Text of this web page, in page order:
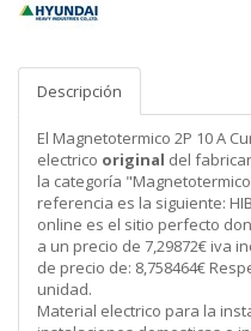
HyundaI
Electric
Descripción
El Magnetotermico 2P 10 A
electrico original del
la categoría
referencia es la siguiente:
online es el sitio perfecto
a un precio de 7,29872€ iva
de precio de: 8,758464€
unidad.
Material electrico para la